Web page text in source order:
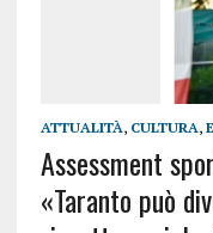
ATTUALITÀ, CULTURA,
Assessment
«Taranto può